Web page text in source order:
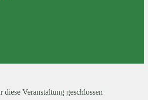
Veranstaltung geschlossen